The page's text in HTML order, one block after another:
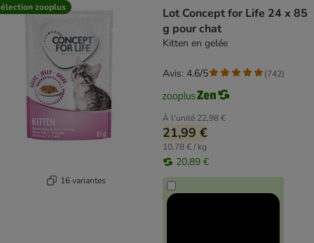
zooplus
16 variantes
Lot Concept for Life 24 x 85
g pour chat
Kitten en gelée
À l'unité 22,98 €
21,99 €
10,78 € / kg
20,89 €
Avis: 4.6/5 (742)